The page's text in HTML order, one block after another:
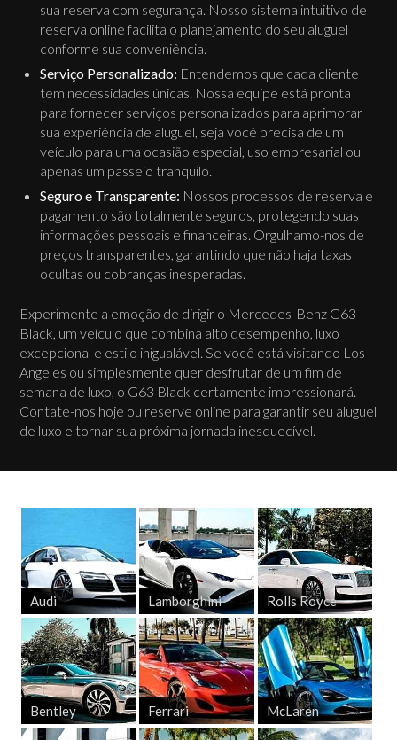
sua reserva com segurança. Nosso sistema intuitivo de
reserva online facilita o planejamento do seu aluguel
conforme sua conveniência.
Serviço Personalizado: Entendemos que cada cliente
tem necessidades únicas. Nossa equipe está pronta
para fornecer serviços personalizados para aprimorar
sua experiência de aluguel, seja você precisa de um
veículo para uma ocasião especial, uso empresarial ou
apenas um passeio tranquilo.
Seguro e Transparente: Nossos processos de reserva e
pagamento são totalmente seguros, protegendo suas
informações pessoais e financeiras. Orgulhamo-nos de
preços transparentes, garantindo que não haja taxas
ocultas ou cobranças inesperadas.
Experimente a emoção de dirigir o Mercedes-Benz G63
Black, um veículo que combina alto desempenho, luxo
excepcional e estilo inigualável. Se você está visitando Los
Angeles ou simplesmente quer desfrutar de um fim de
semana de luxo, o G63 Black certamente impressionará.
Contate-nos hoje ou reserve online para garantir seu aluguel
de luxo e tornar sua próxima jornada inesquecível.
Audi Lamborghini Rolls Royce
Bentley Ferrari McLaren